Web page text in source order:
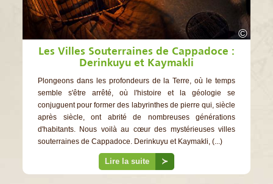
©
Les Villes Souterraines de Cappadoce :
Derinkuyu et Kaymakli
Plongeons dans les profondeurs de la Terre, où le temps
semble s'être arrêté, où l'histoire et la géologie se
conjuguent pour former des labyrinthes de pierre qui, siècle
après siècle, ont abrité de nombreuses générations
d'habitants. Nous voilà au cœur des mystérieuses villes
souterraines de Cappadoce. Derinkuyu et Kaymakli, (...)
Lire la suite ≻